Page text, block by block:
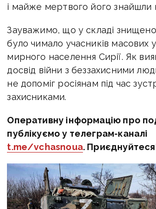
і майже мертвого його знайшли
Зауважимо, що у складі
було чимало учасників масових
мирного населення Сирії. Як
досвід війни з беззахисними
не допоміг росіянам під час
захисниками.
Оперативну інформацію про
публікуємо у телеграм-каналі
t.me/vchasnoua.